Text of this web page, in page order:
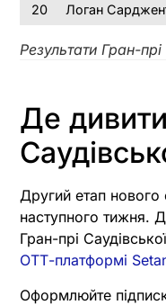
20 Логан
Результати Гран-
Де
Другий етап
наступного тижня.
Гран-прі
ОТТ-платформі
Оформлюйте